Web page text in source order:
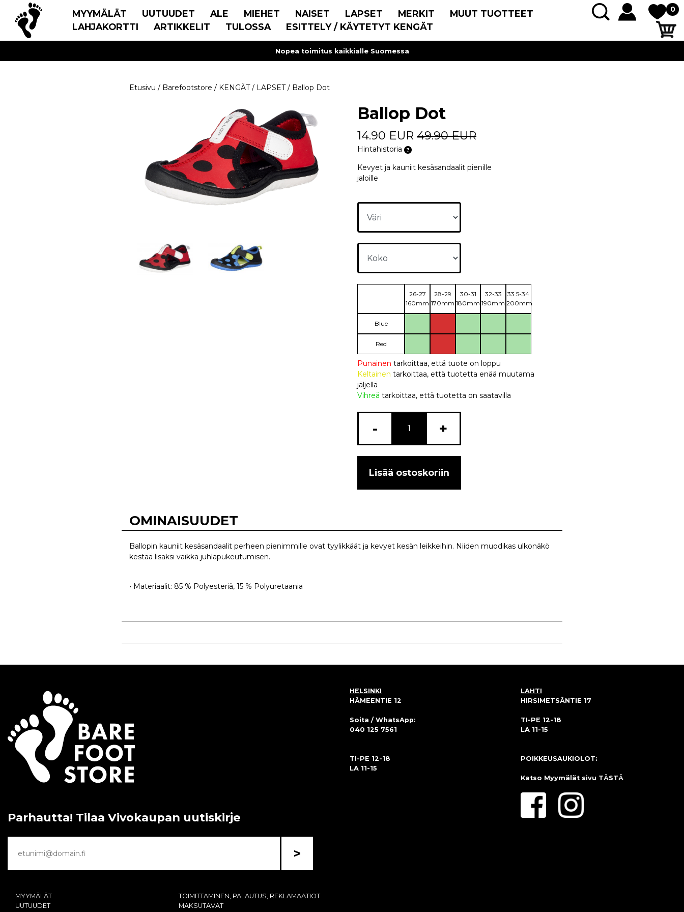
MYYMÄLÄT UUTUUDET ALE MIEHET NAISET LAPSET MERKIT
MUUT TUOTTEET
LAHJAKORTTI
ARTIKKELIT TULOSSA ESITTELY / KÄYTETYT KENGÄT
0
Nopea toimitus kaikkialle Suomessa
Etusivu / Barefootstore / KENGÄT/ LAPSET/ Ballop Dot
Ballop Dot
14.90 EUR 49.90 EUR
Hintahistoria
Kevyet ja kauniit kesäsandaalit pienille
jaloille
26-27
160mm
28-29
170mm
30-31
180mm
32-33
190mm
33.5-34
200mm
Blue
Red
Punainen tarkoittaa, että tuote on loppu
Keltainen tarkoittaa, että tuotetta enää muutama
jäljellä
Vihreä tarkoittaa, että tuotetta on saatavilla
- +
Lisää ostoskoriin
OMINAISUUDET
Ballopin kauniit kesäsandaalit perheen pienimmille ovat tyylikkäät ja kevyet kesän leikkeihin. Niiden muodikas ulkonäkö
kestää lisaksi vaikka juhlapukeutumisen.
• Materiaalit: 85 % Polyesteriä, 15 % Polyuretaania
Parhautta! Tilaa Vivokaupan uutiskirje
>
MYYMÄLÄT
UUTUUDET
TOIMITTAMINEN, PALAUTUS, REKLAMAATIOT
MAKSUTAVAT
HELSINKI
HÄMEENTIE 12
Soita / WhatsApp:
040 125 7561
TI-PE 12-18
LA 11-15
LAHTI
HIRSIMETSÄNTIE 17
TI-PE 12-18
LA 11-15
POIKKEUSAUKIOLOT:
Katso Myymälät sivu TÄSTÄ